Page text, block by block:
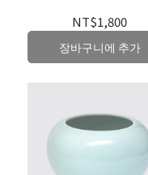
NT$1,800
장바구니에 추가